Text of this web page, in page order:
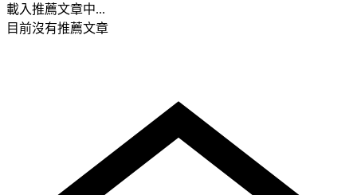
載入推薦文章中...
目前沒有推薦文章